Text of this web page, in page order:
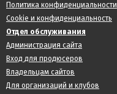
Политика конфиденциальности
Cookie и конфиденциальность
Отдел обслуживания
Администрация сайта
Вход для продюсеров
Владельцам сайтов
Для организаций и клубов